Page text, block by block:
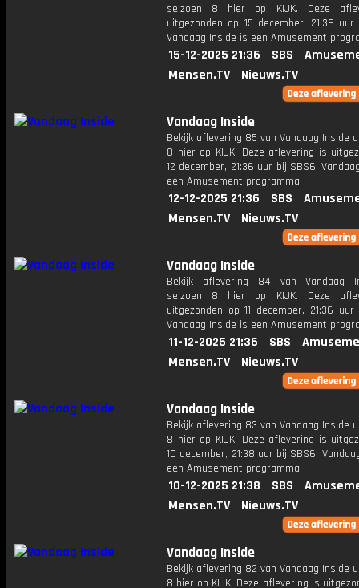
seizoen 8 hier op KIJK. Deze
uitgezonden op 15 december, 21:36
Vandaag Inside is een Amusement
15-12-2025 21:36 SBS
Mensen.TV
Nieuws.TV
Vandaag Inside
Bekijk aflevering 85 van Vandaag Inside
8 hier op KIJK. Deze aflevering is
12 december, 21:36 uur bij SBS6.
een Amusement programma
12-12-2025 21:36 SBS
Mensen.TV
Nieuws.TV
Vandaag Inside
Bekijk aflevering 84 van Vandaag
seizoen 8 hier op KIJK. Deze
uitgezonden op 11 december, 21:36
Vandaag Inside is een Amusement
11-12-2025 21:36 SBS
Mensen.TV
Nieuws.TV
Vandaag Inside
Bekijk aflevering 83 van Vandaag Inside
8 hier op KIJK. Deze aflevering is
10 december, 21:38 uur bij SBS6.
een Amusement programma
10-12-2025 21:38 SBS
Mensen.TV
Nieuws.TV
Vandaag Inside
Bekijk aflevering 82 van Vandaag Inside
8 hier op KIJK. Deze aflevering is